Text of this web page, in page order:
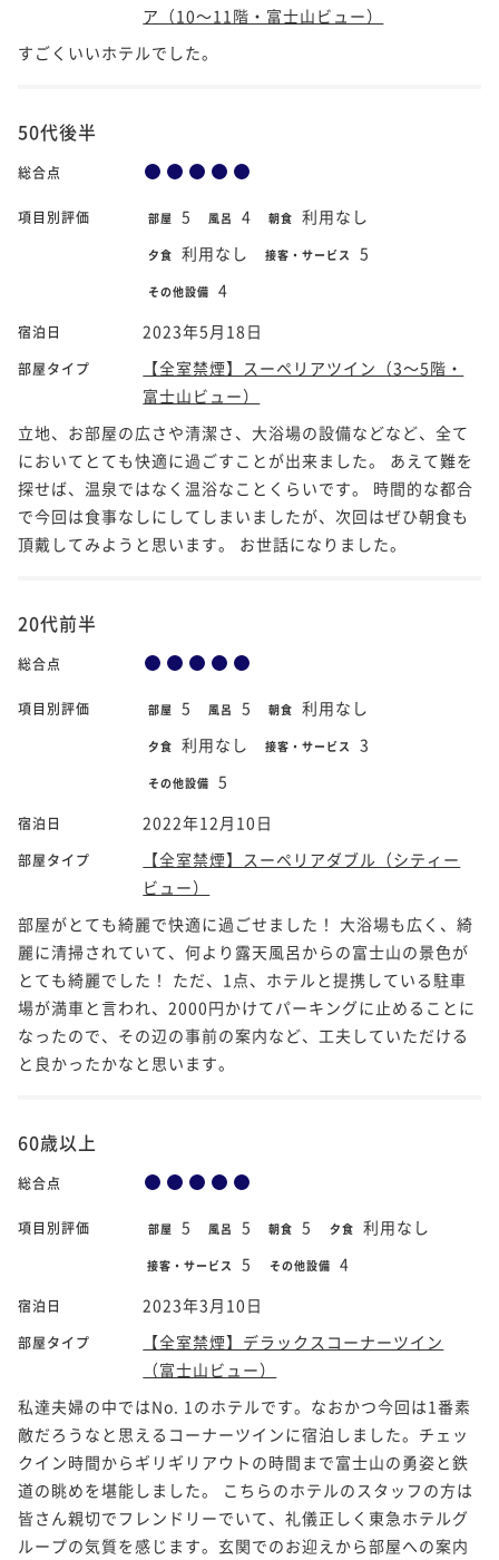
ア（10～11階・富士山ビュー）
すごくいいホテルでした。
50代後半
総合点
項目別評価 部屋 5 風呂 4 朝食 利用なし
夕食 利用なし 接客・サービス 5
その他設備 4
宿泊日 2023年5月18日
部屋タイプ
【全室禁煙】スーペリアツイン（3～5階・
富士山ビュー）
立地、お部屋の広さや清潔さ、大浴場の設備などなど、全て
においてとても快適に過ごすことが出来ました。 あえて難を
探せば、温泉ではなく温浴なことくらいです。 時間的な都合
で今回は食事なしにしてしまいましたが、次回はぜひ朝食も
頂戴してみようと思います。 お世話になりました。
20代前半
総合点
項目別評価 部屋 5 風呂 5 朝食 利用なし
夕食 利用なし 接客・サービス 3
その他設備 5
宿泊日 2022年12月10日
部屋タイプ
【全室禁煙】スーペリアダブル（シティー
ビュー）
部屋がとても綺麗で快適に過ごせました！ 大浴場も広く、綺
麗に清掃されていて、何より露天風呂からの富士山の景色が
とても綺麗でした！ ただ、1点、ホテルと提携している駐車
場が満車と言われ、2000円かけてパーキングに止めることに
なったので、その辺の事前の案内など、工夫していただける
と良かったかなと思います。
60歳以上
総合点
項目別評価 部屋 5 風呂 5 朝食 5 夕食 利用なし
接客・サービス 5 その他設備 4
宿泊日 2023年3月10日
部屋タイプ
【全室禁煙】デラックスコーナーツイン
（富士山ビュー）
私達夫婦の中ではNo. 1のホテルです。なおかつ今回は1番素
敵だろうなと思えるコーナーツインに宿泊しました。チェッ
クイン時間からギリギリアウトの時間まで富士山の勇姿と鉄
道の眺めを堪能しました。 こちらのホテルのスタッフの方は
皆さん親切でフレンドリーでいて、礼儀正しく東急ホテルグ
ループの気質を感じます。玄関でのお迎えから部屋への案内